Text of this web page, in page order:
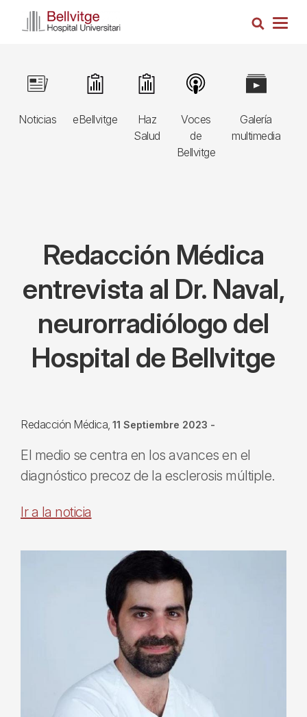
Busca
Navegació
principal
3r
Noticias
Image
eBellvitge
Image
Haz
Salud
Image
Voces
de
Bellvitge
Image
Galería
multimedia
Image
Redacción Médica
entrevista al Dr. Naval,
neurorradiólogo del
Hospital de Bellvitge
Redacción Médica 11 Septiembre 2023 -
El medio se centra en los avances en el
diagnóstico precoz de la esclerosis múltiple.
Ir a la noticia